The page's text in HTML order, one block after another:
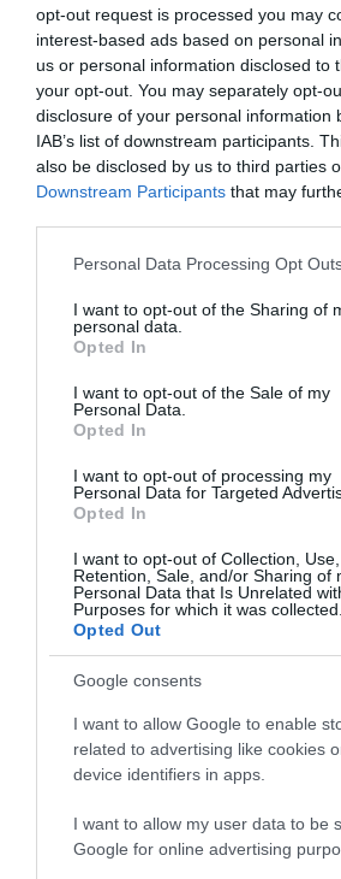
opt-out request is processed you may
interest-based ads based on personal
us or personal information disclosed to
your opt-out. You may separately opt-
disclosure of your personal information
IAB’s list of downstream participants.
also be disclosed by us to third parties
Downstream Participants that may
Please note that this website/app uses
not limited to your visit or usage
grant or deny consent to Google and its
use your data for below specified
consent section.
Personal Data Processing Opt
I want to opt-out of the Sharing of
personal data.
Opted In
I want to opt-out of the Sale of my
Personal Data.
Opted In
I want to opt-out of processing my
Personal Data for Targeted
Opted In
I want to opt-out of Collection, Use,
Retention, Sale, and/or Sharing of
Personal Data that Is Unrelated
Purposes for which it was collected.
Opted Out
Google consents
I want to allow Google to enable
related to advertising like cookies
device identifiers in apps.
I want to allow my user data to be
Google for online advertising
A post shared by Visit Astana
A modern Asztana egyik
Alem Museum of Future Energy
A nyolc emelet mindegyike egy-
energiaforrásnak van szentelve, a
vagy épp űrenergiának szentelt
pedig nemcsak a felnőttek, de a
is izgalmas lehetőséget rejtenek.
ráadásul VR és AR élményekben
amelyek segítségével a fiatalok
megismerkedhetnek az
technológiákkal.
Ez is érdekelhet!Törökország
faluja, ami „az apokalipszis